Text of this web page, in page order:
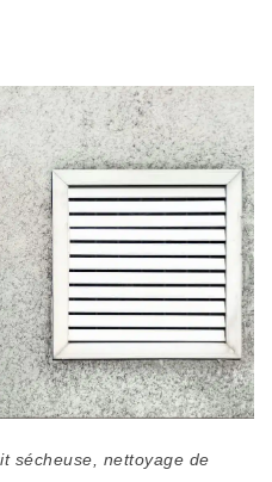
sécheuse
nettoyage de